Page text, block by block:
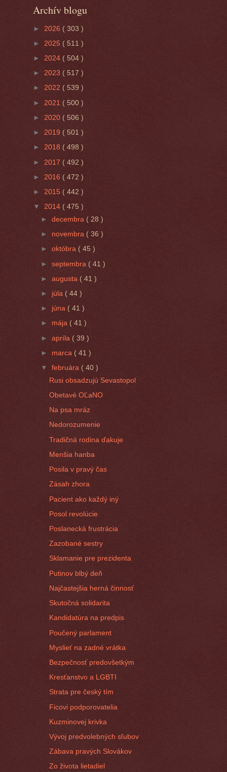
Archív blogu
► 2026 ( 303 )
► 2025 ( 511 )
► 2024 ( 504 )
► 2023 ( 517 )
► 2022 ( 539 )
► 2021 ( 500 )
► 2020 ( 506 )
► 2019 ( 501 )
► 2018 ( 498 )
► 2017 ( 492 )
► 2016 ( 472 )
► 2015 ( 442 )
▼ 2014 ( 475 )
►decembra ( 28 )
► novembra ( 36 )
►októbra ( 45 )
►septembra ( 41 )
►augusta ( 41 )
► júla ( 44 )
► júna ( 41 )
► mája ( 41 )
►apríla ( 39 )
► marca ( 41 )
▼februára ( 40 )
Rusi obsadzujú Sevastopol
Obetavé OĽaNO
Na psa mráz
Nedorozumenie
Tradičná rodina ďakuje
Menšia hanba
Posila v pravý čas
Zásah zhora
Pacient ako každý iný
Posol revolúcie
Poslanecká frustrácia
Zazobané sestry
Sklamanie pre prezidenta
Putinov blbý deň
Najčastejšia herná činnosť
Skutočná solidarita
Kandidatúra na predpis
Poučený parlament
Myslieť na zadné vrátka
Bezpečnosť predovšetkým
Kresťanstvo a LGBTI
Strata pre český tím
Ficovi podporovatelia
Kuzminovej krivka
Vývoj predvolebných sľubov
Zábava pravých Slovákov
Zo života lietadiel